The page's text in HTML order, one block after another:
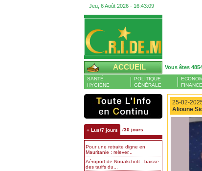
Jeu, 6 Août 2026 - 16:43:10
ACCUEIL Vous êtes
SANTÉ
HYGIÈNE
POLITIQUE
GÉNÉRALE
FINANCE
+ Lus/7 jours /30 jours
Pour une retraite digne en
Mauritanie : relever...
Aéroport de Nouakchott : baisse
des tarifs du...
25-02-
Alioune